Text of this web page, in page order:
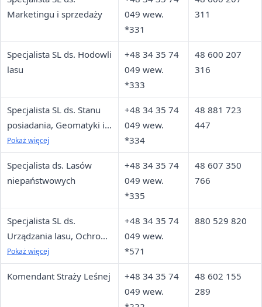
Marketingu i sprzedaży
049 wew.
*331
311
Specjalista SL ds. Hodowli
lasu
+48 34 35 74
049 wew.
*333
48 600 207
316
Specjalista SL ds. Stanu
posiadania, Geomatyki i
Gospodarki rolno-łąkowej
Pokaż więcej
+48 34 35 74
049 wew.
*334
48 881 723
447
Specjalista ds. Lasów
niepaństwowych
+48 34 35 74
049 wew.
*335
48 607 350
766
Specjalista SL ds.
Urządzania lasu, Ochrony
przeciwpożarowej,
Gospodarki Łowieckiej
(Administrator SILP)
Pokaż więcej
+48 34 35 74
049 wew.
*571
880 529 820
Komendant Straży Leśnej
+48 34 35 74
049 wew.
48 602 155
289